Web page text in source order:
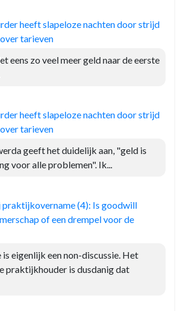
heeft slapeloze nachten door strijd
tarieven
eens zo veel meer geld naar de eerste
heeft slapeloze nachten door strijd
tarieven
geeft het duidelijk aan, "geld is
voor alle problemen". Ik...
(4): Is goodwill
of een drempel voor de
is eigenlijk een non-discussie. Het
praktijkhouder is dusdanig dat